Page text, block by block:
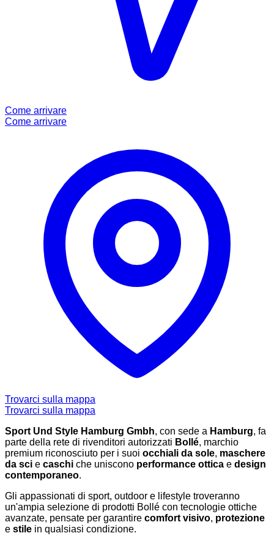
Come arrivare
Come arrivare
Trovarci sulla mappa
Trovarci sulla mappa
Sport Und Style Hamburg Gmbh, con sede a Hamburg, fa
parte della rete di rivenditori autorizzati Bollé, marchio
premium riconosciuto per i suoi occhiali da sole, maschere
da sci e caschi che uniscono performance ottica e design
contemporaneo.
Gli appassionati di sport, outdoor e lifestyle troveranno
un'ampia selezione di prodotti Bollé con tecnologie ottiche
avanzate, pensate per garantire comfort visivo, protezione
e stile in qualsiasi condizione.